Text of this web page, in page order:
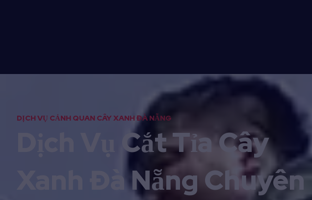
DỊCH VỤ CẢNH QUAN CÂY XANH ĐÀ NẴNG
Dịch Vụ Cắt Tỉa Cây
Xanh Đà Nẵng Chuyên